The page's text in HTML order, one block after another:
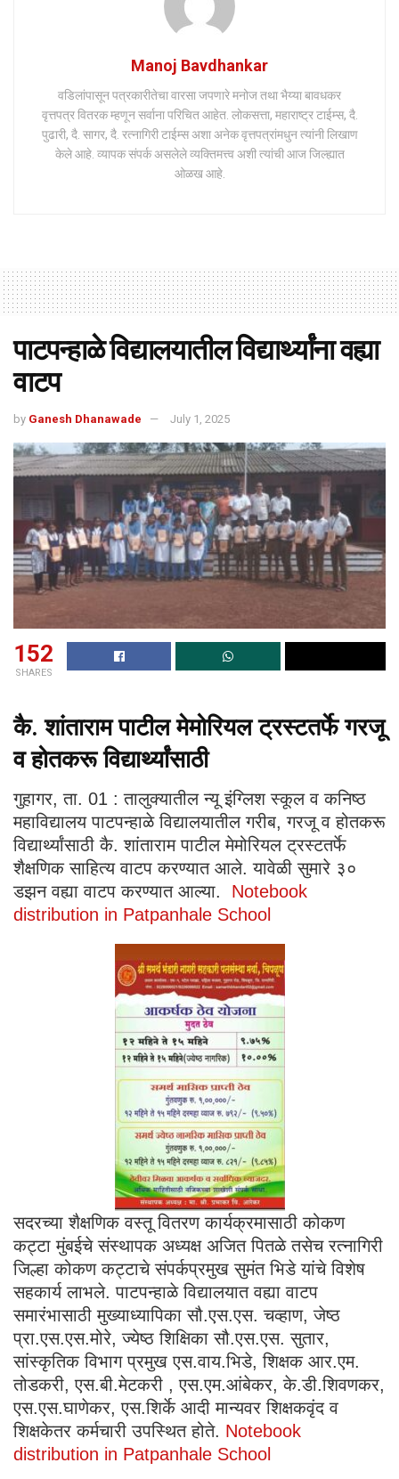
Manoj Bavdhankar
वडिलांपासून पत्रकारीतेचा वारसा जपणारे मनोज तथा भैय्या बावधकर
वृत्तपत्र वितरक म्हणून सर्वाना परिचित आहेत. लोकसत्ता, महाराष्ट्र टाईम्स, दै.
पुढारी, दै. सागर, दै. रत्नागिरी टाईम्स अशा अनेक वृत्तपत्रांमधुन त्यांनी लिखाण
केले आहे. व्यापक संपर्क असलेले व्यक्तिमत्त्व अशी त्यांची आज जिल्ह्यात
ओळख आहे.
पाटपन्हाळे विद्यालयातील विद्यार्थ्यांना वह्या
वाटप
by Ganesh Dhanawade July 1, 2025
152
SHARES
कै. शांताराम पाटील मेमोरियल ट्रस्टतर्फे गरजू
व होतकरू विद्यार्थ्यांसाठी
गुहागर, ता. 01 : तालुक्यातील न्यू इंग्लिश स्कूल व कनिष्ठ
महाविद्यालय पाटपन्हाळे विद्यालयातील गरीब, गरजू व होतकरू
विद्यार्थ्यांसाठी कै. शांताराम पाटील मेमोरियल ट्रस्टतर्फे
शैक्षणिक साहित्य वाटप करण्यात आले. यावेळी सुमारे ३०
डझन वह्या वाटप करण्यात आल्या. Notebook
distribution in Patpanhale School
सदरच्या शैक्षणिक वस्तू वितरण कार्यक्रमासाठी कोकण
कट्टा मुंबईचे संस्थापक अध्यक्ष अजित पितळे तसेच रत्नागिरी
जिल्हा कोकण कट्टाचे संपर्कप्रमुख सुमंत भिडे यांचे विशेष
सहकार्य लाभले. पाटपन्हाळे विद्यालयात वह्या वाटप
समारंभासाठी मुख्याध्यापिका सौ.एस.एस. चव्हाण, जेष्ठ
प्रा.एस.एस.मोरे, ज्येष्ठ शिक्षिका सौ.एस.एस. सुतार,
सांस्कृतिक विभाग प्रमुख एस.वाय.भिडे, शिक्षक आर.एम.
तोडकरी, एस.बी.मेटकरी , एस.एम.आंबेकर, के.डी.शिवणकर,
एस.एस.घाणेकर, एस.शिर्के आदी मान्यवर शिक्षकवृंद व
शिक्षकेतर कर्मचारी उपस्थित होते. Notebook
distribution in Patpanhale School